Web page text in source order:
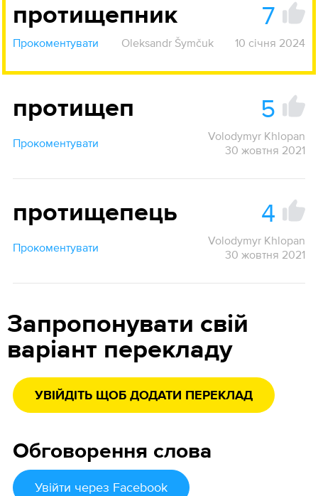
протищепник 7
Прокоментувати Oleksandr Šymčuk 10 січня 2024
протищеп 5
Прокоментувати
Volodymyr Khlopan
30 жовтня 2021
протищепець 4
Прокоментувати
Volodymyr Khlopan
30 жовтня 2021
Запропонувати свій
варіант перекладу
УВІЙДІТЬ ЩОБ ДОДАТИ ПЕРЕКЛАД
Обговорення слова
Увійти через Facebook